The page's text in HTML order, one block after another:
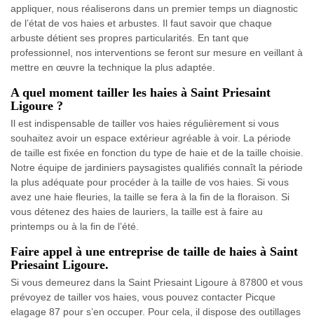
appliquer, nous réaliserons dans un premier temps un diagnostic
de l’état de vos haies et arbustes. Il faut savoir que chaque
arbuste détient ses propres particularités. En tant que
professionnel, nos interventions se feront sur mesure en veillant à
mettre en œuvre la technique la plus adaptée.
A quel moment tailler les haies à Saint Priesaint
Ligoure ?
Il est indispensable de tailler vos haies régulièrement si vous
souhaitez avoir un espace extérieur agréable à voir. La période
de taille est fixée en fonction du type de haie et de la taille choisie.
Notre équipe de jardiniers paysagistes qualifiés connaît la période
la plus adéquate pour procéder à la taille de vos haies. Si vous
avez une haie fleuries, la taille se fera à la fin de la floraison. Si
vous détenez des haies de lauriers, la taille est à faire au
printemps ou à la fin de l’été.
Faire appel à une entreprise de taille de haies à Saint
Priesaint Ligoure.
Si vous demeurez dans la Saint Priesaint Ligoure à 87800 et vous
prévoyez de tailler vos haies, vous pouvez contacter Picque
elagage 87 pour s’en occuper. Pour cela, il dispose des outillages